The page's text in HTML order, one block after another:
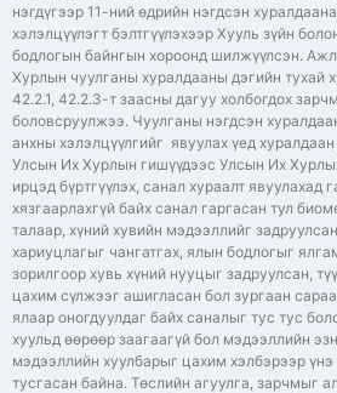
нэгдүгээр 11-ний өдрийн нэгдсэн
хэлэлцүүлэгт бэлтгүүлэхээр Хууль зүйн
бодлогын байнгын хороонд шилжүүлсэн.
Хурлын чуулганы хуралдааны дэгийн тухай
42.2.1, 42.2.3-т заасны дагуу холбогдох
боловсруулжээ. Чуулганы нэгдсэн
анхны хэлэлцүүлгийг явуулах үед
Улсын Их Хурлын гишүүдээс Улсын Их
ирцэд бүртгүүлэх, санал хураалт явуулахад
хязгаарлахгүй байх санал гаргасан тул
талаар, хүний хувийн мэдээллийг
хариуцлагыг чангатгах, ялын бодлогыг
зорилгоор хувь хүний нууцыг задруулсан,
цахим сүлжээг ашигласан бол зургаан
ялаар оногдуулдаг байх саналыг тус тус
хуульд өөрөөр заагаагүй бол мэдээллийн
мэдээллийн хуулбарыг цахим хэлбэрээр үнэ
тусгасан байна. Төслийн агуулга, зарчмыг